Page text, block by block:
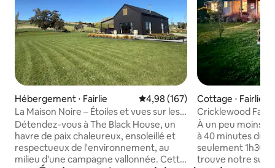
Hébergement ⋅ Fairlie Évaluation moyenne sur la
4,98 (167)
La Maison Noire – Étoiles et vues sur les
Alpes
Détendez-vous à The Black House, un
havre de paix chaleureux, ensoleillé et
respectueux de l'environnement, au
milieu d'une campagne vallonnée. Cette
Cottage ⋅ Fairlie
Cricklewood
des alpagas et
À un peu moins
à 40 minutes du
seulement 1h30
trouve notre